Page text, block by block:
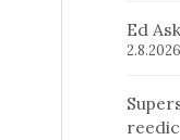
Ed
2.8.2026